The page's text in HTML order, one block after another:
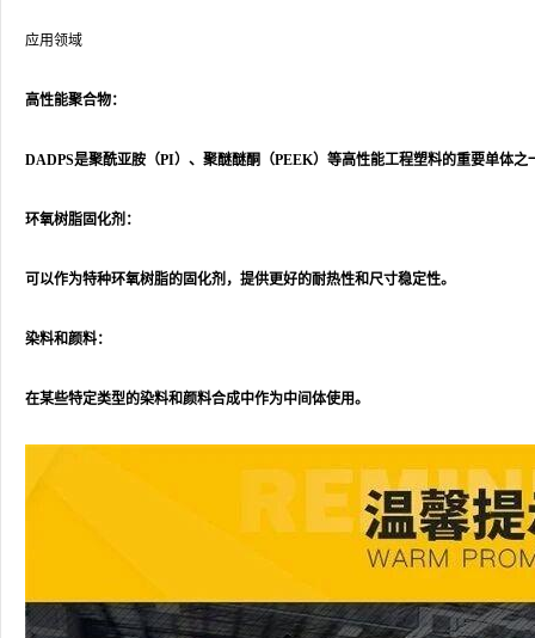
应用领域
高性能聚合物：
DADPS是聚酰亚胺（PI）、聚醚醚酮（PEEK）等高性能工程塑料的重要单体
环氧树脂固化剂：
可以作为特种环氧树脂的固化剂，提供更好的耐热性和尺寸稳定性。
染料和颜料：
在某些特定类型的染料和颜料合成中作为中间体使用。